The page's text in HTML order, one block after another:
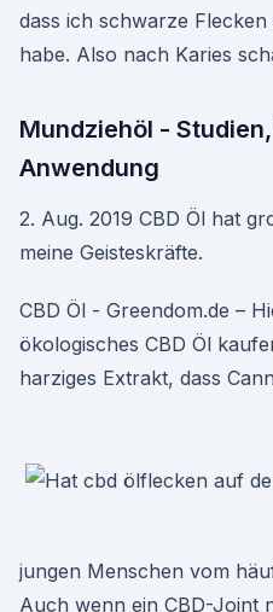
dass ich schwarze
habe. Also nach Karies
Mundziehöl -
Anwendung
2. Aug. 2019 CBD Öl hat
meine Geisteskräfte.
CBD Öl - Greendom.de –
ökologisches CBD Öl
harziges Extrakt, dass
jungen Menschen vom
Auch wenn ein CBD-Joint